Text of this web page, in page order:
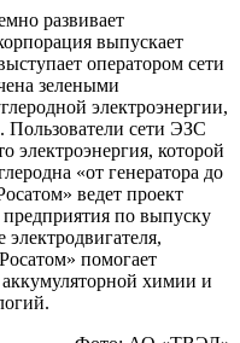
развивает
выпускает
оператором сети
зелеными
электроэнергии,
сети ЭЗС
электроэнергия, которой
«от генератора до
ведет проект
предприятия по выпуску
электродвигателя,
помогает
химии и